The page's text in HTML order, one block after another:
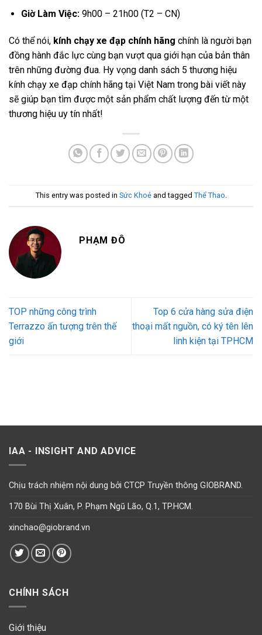
Giờ Làm Việc:9h00 – 21h00 (T2 – CN)
Có thể nói, kính chạy xe đạp chính hãng chính là người bạn
đồng hành đắc lực cùng bạn vượt qua giới hạn của bản thân
trên những đường đua. Hy vọng danh sách 5 thương hiệu
kính chạy xe đạp chính hãng tại Việt Nam trong bài viết này
sẽ giúp bạn tìm được một sản phẩm chất lượng đến từ một
thương hiệu uy tín nhất!
This entry was posted in Sức Khoẻand tagged Thể Thao
PHẠM ĐÔ
TOP những công trình
Terrazzo ấn tượng trên thế
giới
Top 6 cửa hàng sửa điện
thoại mất nguồn, có ký tên lên
linh kiện tại TPHCM
IAA - INSIGHT AND ADVICE
Chịu trách nhiệm nội dung bởi CTCP Truyền thông GIOBRAND.
170 Bùi Thị Xuân, P. Phạm Ngũ Lão, Q.1, TP.HCM.
xinchao@giobrand.vn
CHÍNH SÁCH
Giới thiệu